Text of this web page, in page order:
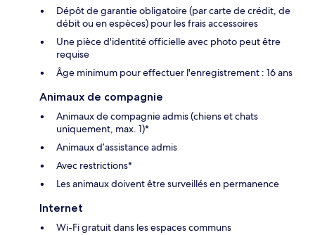
Dépôt de garantie obligatoire (par carte de crédit, de
débit ou en espèces) pour les frais accessoires
Une pièce d'identité officielle avec photo peut être
requise
Âge minimum pour effectuer l'enregistrement : 16 ans
Animaux de compagnie
Animaux de compagnie admis (chiens et chats
uniquement, max. 1)*
Animaux d’assistance admis
Avec restrictions*
Les animaux doivent être surveillés en permanence
Internet
Wi-Fi gratuit dans les espaces communs